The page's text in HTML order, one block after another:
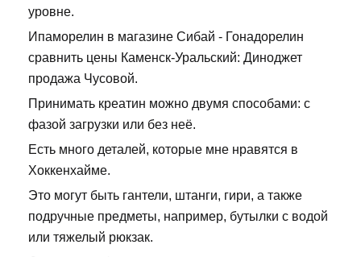
уровне.
Ипаморелин в магазине Сибай - Гонадорелин
сравнить цены Каменск-Уральский: Диноджет
продажа Чусовой.
Принимать креатин можно двумя способами: с
фазой загрузки или без неё.
Есть много деталей, которые мне нравятся в
Хоккенхайме.
Это могут быть гантели, штанги, гири, а также
подручные предметы, например, бутылки с водой
или тяжелый рюкзак.